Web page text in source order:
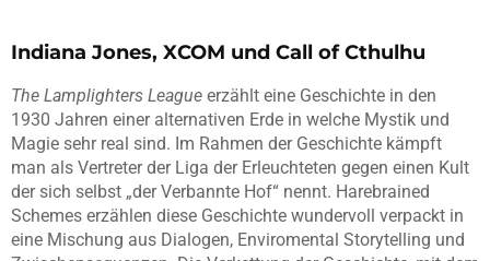
Indiana Jones, XCOM und Call of Cthulhu
​The Lamplighters League erzählt eine Geschichte in den
1930 Jahren einer alternativen Erde in welche Mystik und
Magie sehr real sind. Im Rahmen der Geschichte kämpft
man als Vertreter der Liga der Erleuchteten gegen einen Kult
der sich selbst „der Verbannte Hof“ nennt. Harebrained
Schemes erzählen diese Geschichte wundervoll verpackt in
eine Mischung aus Dialogen, Enviromental Storytelling und